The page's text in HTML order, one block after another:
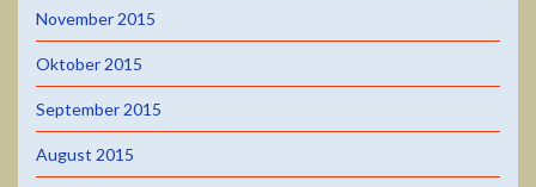
November 2015
Oktober 2015
September 2015
August 2015